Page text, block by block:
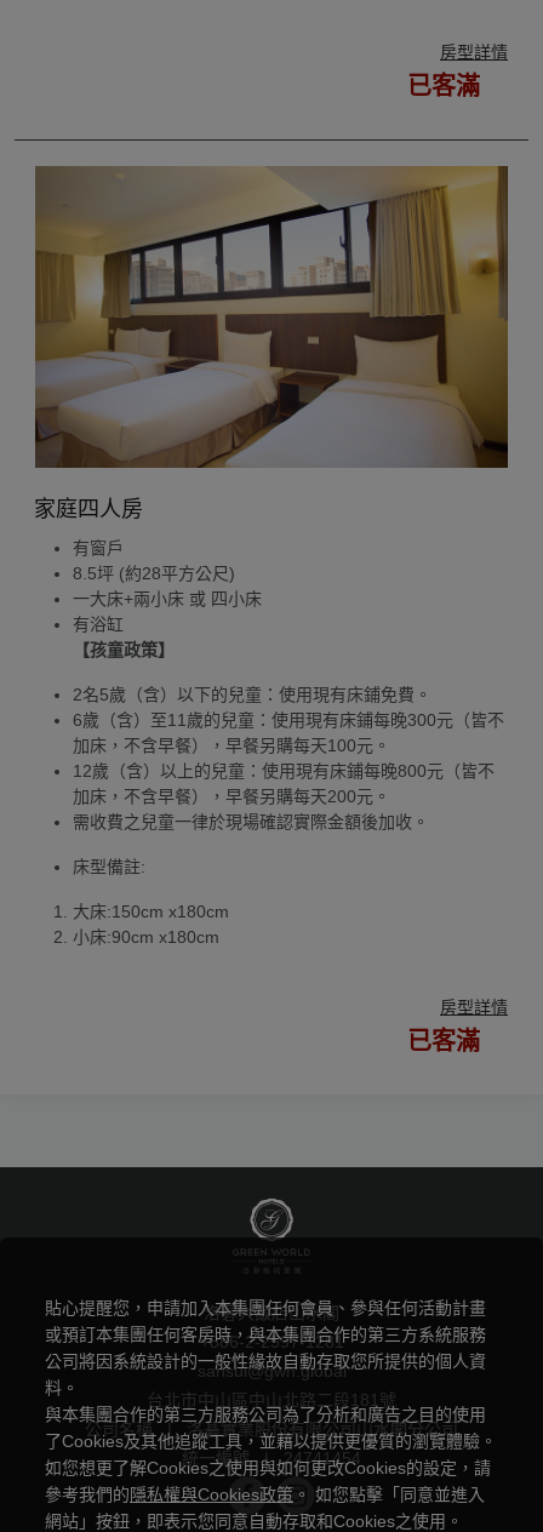
房型詳情
已客滿
家庭四人房
有窗戶
8.5坪 (約28平方公尺)
一大床+兩小床 或 四小床
有浴缸
【孩童政策】
2名5歲（含）以下的兒童：使用現有床鋪免費。
6歲（含）至11歲的兒童：使用現有床鋪每晚300元（皆不
加床，不含早餐），早餐另購每天100元。
12歲（含）以上的兒童：使用現有床鋪每晚800元（皆不
加床，不含早餐），早餐另購每天200元。
需收費之兒童一律於現場確認實際金額後加收。
床型備註:
大床:150cm x180cm
小床:90cm x180cm
房型詳情
已客滿
洛碁大飯店山水閣
+886-2-2597-1281
sansui@gwh.global
台北市中山區中山北路二段181號
公司名稱
|
洛碁實業股份有限公司山水閣分公司
統一編號
| 24741454
貼心提醒您，申請加入本集團任何會員、參與任何活動計畫
或預訂本集團任何客房時，與本集團合作的第三方系統服務
公司將因系統設計的一般性緣故自動存取您所提供的個人資
料。
與本集團合作的第三方服務公司為了分析和廣告之目的使用
了Cookies及其他追蹤工具，並藉以提供更優質的瀏覽體驗。
如您想更了解Cookies之使用與如何更改Cookies的設定，請
參考我們的隱私權與Cookies政策 。 如您點擊「同意並進入
網站」按鈕，即表示您同意自動存取和Cookies之使用。